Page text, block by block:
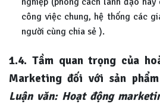
công việc chung, hệ thống các
người cùng chia sẻ ).
1.4. Tầm quan trọng của
Marketing đối với sản phẩm
Luận văn: Hoạt động